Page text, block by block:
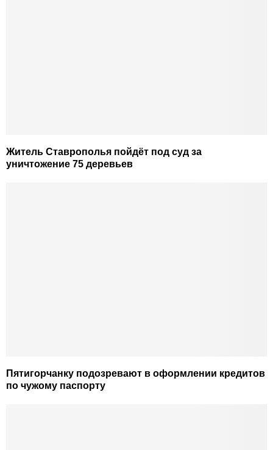
Житель Ставрополья пойдёт под суд за
уничтожение 75 деревьев
Пятигорчанку подозревают в оформлении кредитов
по чужому паспорту